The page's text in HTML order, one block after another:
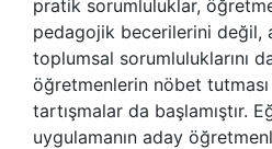
pratik sorumluluklar,
pedagojik becerilerini değil,
toplumsal sorumluluklarını
öğretmenlerin nöbet
tartışmalar da başlamıştır.
uygulamanın aday